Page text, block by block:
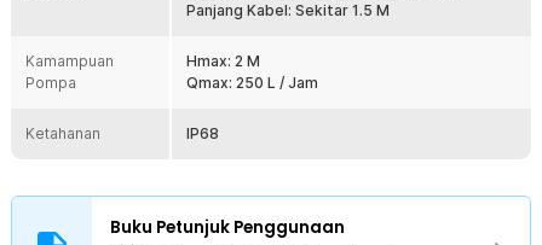
Rincian yang Anda dapatkan untuk pembelian produk ini:
1 x Filter
Panjang Kabel: Sekitar 1.5 M
Kamampuan
Pompa
Hmax: 2 M
Qmax: 250 L / Jam
Ketahanan IP68
Buku Petunjuk Penggunaan